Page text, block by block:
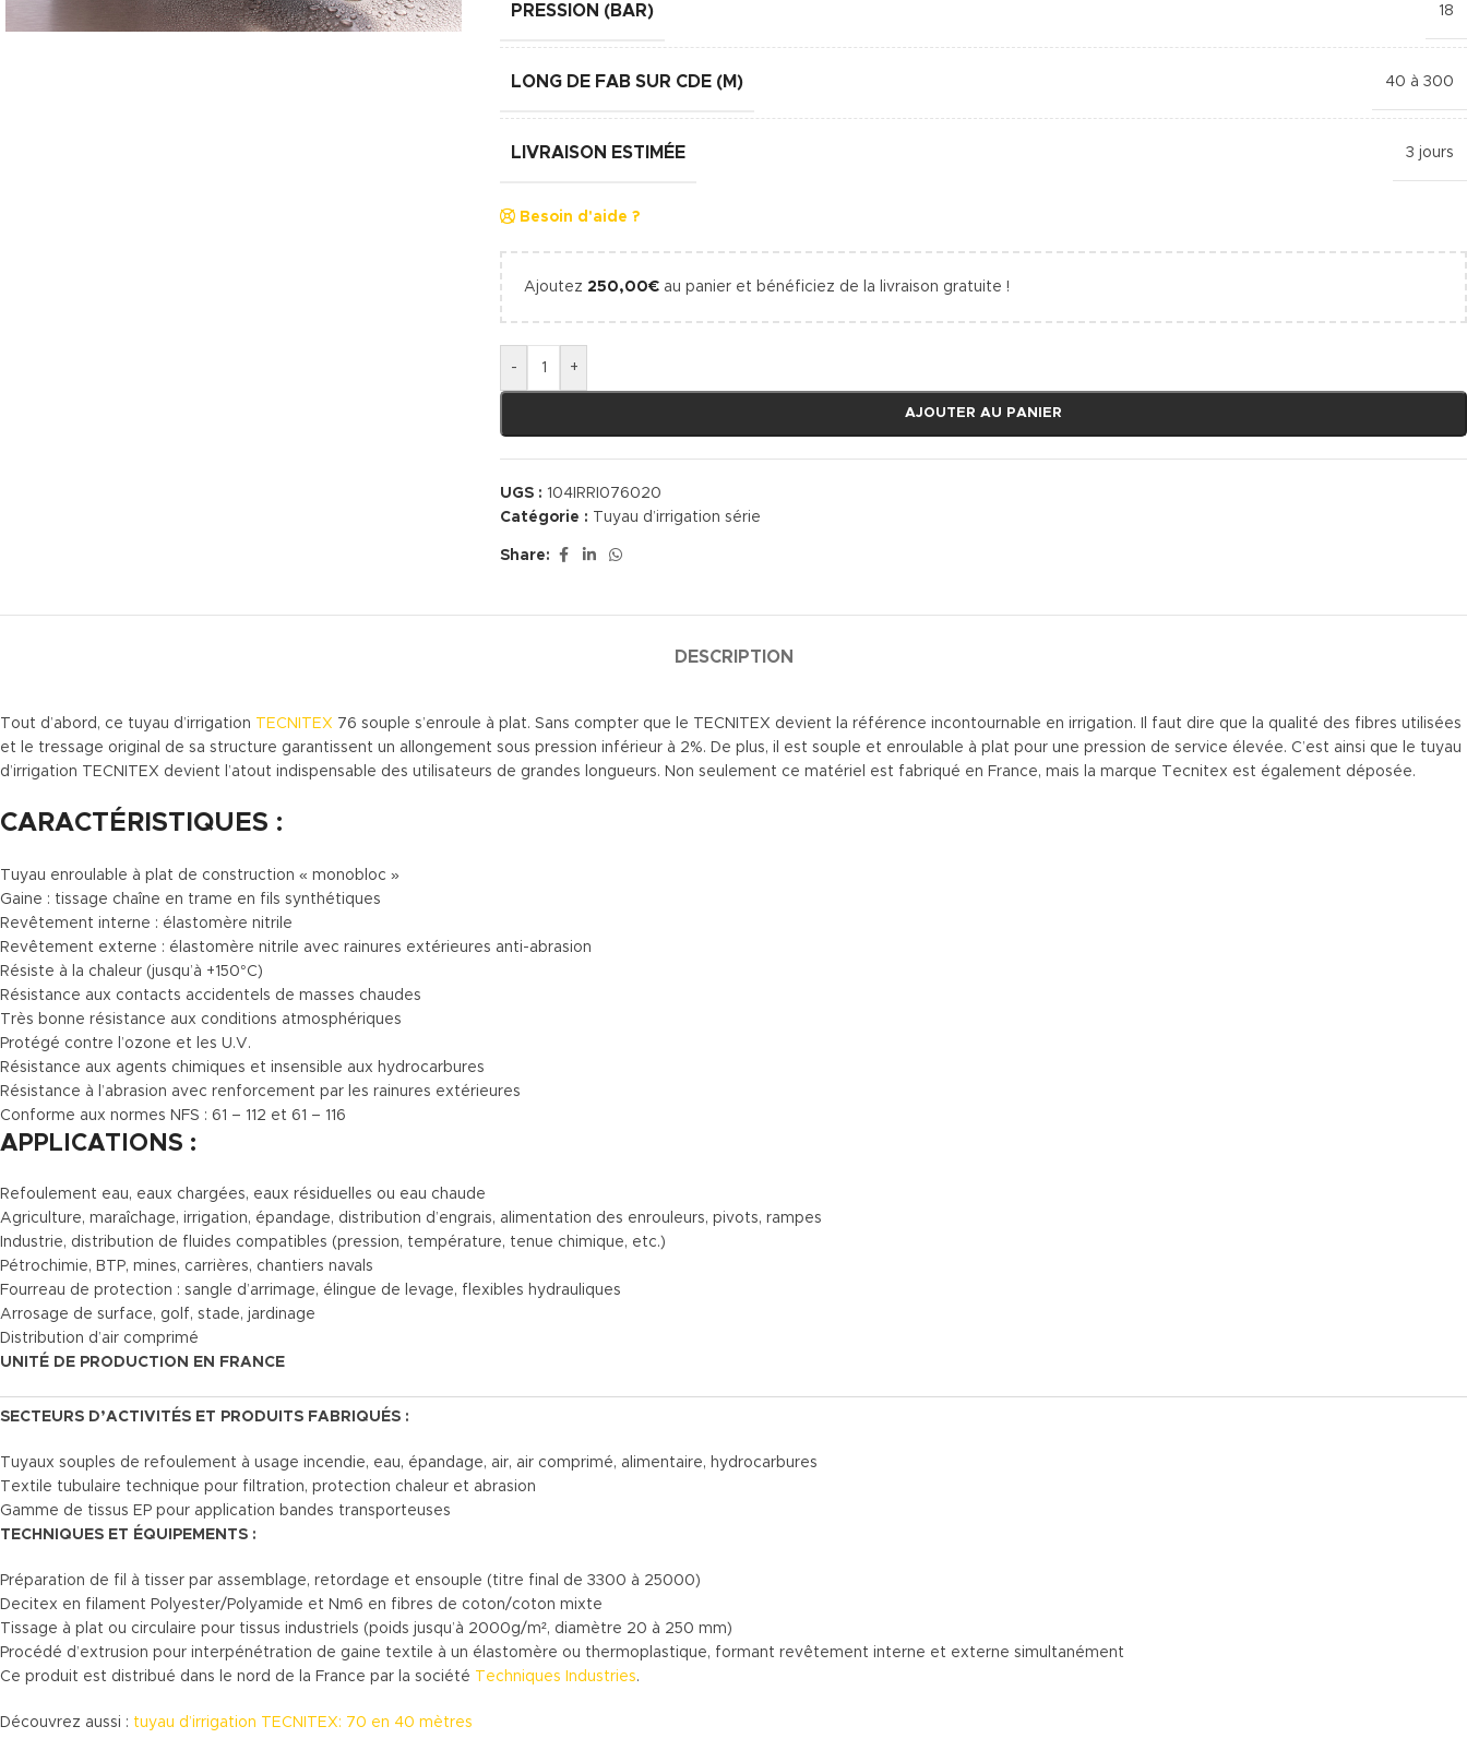
PRESSION (BAR) 18
LONG DE FAB SUR CDE (M) 40 à 300
LIVRAISON ESTIMÉE 3 jours
Besoin d'aide ?
Ajoutez 250,00€ au panier et bénéficiez de la livraison gratuite !
- +
AJOUTER AU PANIER
UGS : 104IRRI076020
Catégorie :
Tuyau d’irrigation série
Share:
DESCRIPTION
Tout d’abord, ce tuyau d’irrigation TECNITEX 76 souple s’enroule à plat. Sans compter que le TECNITEX devient la référence incontournable en irrigation. Il faut dire que la qualité des fibres utilisées
et le tressage original de sa structure garantissent un allongement sous pression inférieur à 2%. De plus, il est souple et enroulable à plat pour une pression de service élevée. C’est ainsi que le tuyau
d’irrigation TECNITEX devient l’atout indispensable des utilisateurs de grandes longueurs. Non seulement ce matériel est fabriqué en France, mais la marque Tecnitex est également déposée.
CARACTÉRISTIQUES :
Tuyau enroulable à plat de construction « monobloc »
Gaine : tissage chaîne en trame en fils synthétiques
Revêtement interne : élastomère nitrile
Revêtement externe : élastomère nitrile avec rainures extérieures anti-abrasion
Résiste à la chaleur (jusqu’à +150°C)
Résistance aux contacts accidentels de masses chaudes
Très bonne résistance aux conditions atmosphériques
Protégé contre l’ozone et les U.V.
Résistance aux agents chimiques et insensible aux hydrocarbures
Résistance à l’abrasion avec renforcement par les rainures extérieures
Conforme aux normes NFS : 61 – 112 et 61 – 116
APPLICATIONS :
Refoulement eau, eaux chargées, eaux résiduelles ou eau chaude
Agriculture, maraîchage, irrigation, épandage, distribution d’engrais, alimentation des enrouleurs, pivots, rampes
Industrie, distribution de fluides compatibles (pression, température, tenue chimique, etc.)
Pétrochimie, BTP, mines, carrières, chantiers navals
Fourreau de protection : sangle d’arrimage, élingue de levage, flexibles hydrauliques
Arrosage de surface, golf, stade, jardinage
Distribution d’air comprimé
UNITÉ DE PRODUCTION EN FRANCE
SECTEURS D’ACTIVITÉS ET PRODUITS FABRIQUÉS :
Tuyaux souples de refoulement à usage incendie, eau, épandage, air, air comprimé, alimentaire, hydrocarbures
Textile tubulaire technique pour filtration, protection chaleur et abrasion
Gamme de tissus EP pour application bandes transporteuses
TECHNIQUES ET ÉQUIPEMENTS :
Préparation de fil à tisser par assemblage, retordage et ensouple (titre final de 3300 à 25000)
Decitex en filament Polyester/Polyamide et Nm6 en fibres de coton/coton mixte
Tissage à plat ou circulaire pour tissus industriels (poids jusqu’à 2000g/m², diamètre 20 à 250 mm)
Procédé d’extrusion pour interpénétration de gaine textile à un élastomère ou thermoplastique, formant revêtement interne et externe simultanément
Ce produit est distribué dans le nord de la France par la société
Techniques Industries.
Découvrez aussi : tuyau d’irrigation TECNITEX: 70 en 40 mètres